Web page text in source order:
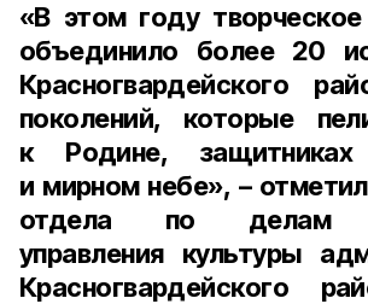
«В этом году творческое
объединило более20
Красногвардейского
поколений, которые
к Родине, защитниках
и мирном небе», –
отдела по делам
управления культуры
Красногвардейского